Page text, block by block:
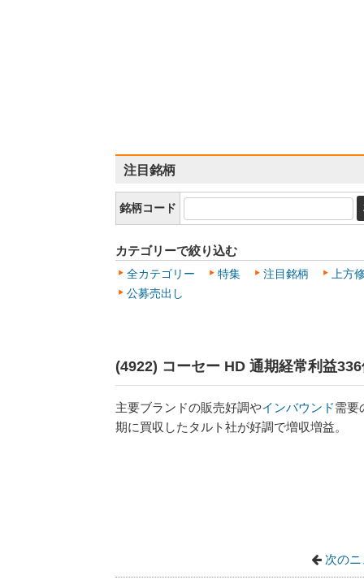
注目銘柄
銘柄コード
カテゴリーで絞り込む
全カテゴリー 特集 注目銘柄 上方
公募売出し
(4922) コーセー HD 通期経常利益
主要ブランドの販売好調やインバウンド需要
期に買収したタルト社が好調で増収増益。
次のニ